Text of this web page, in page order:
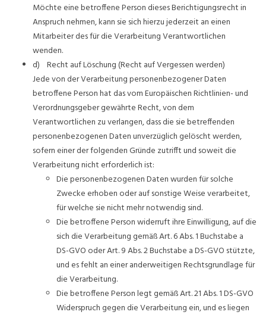
Möchte eine betroffene Person dieses Berichtigungsrecht in
Anspruch nehmen, kann sie sich hierzu jederzeit an einen
Mitarbeiter des für die Verarbeitung Verantwortlichen
wenden.
d) Recht auf Löschung (Recht auf Vergessen werden)
Jede von der Verarbeitung personenbezogener Daten
betroffene Person hat das vom Europäischen Richtlinien- und
Verordnungsgeber gewährte Recht, von dem
Verantwortlichen zu verlangen, dass die sie betreffenden
personenbezogenen Daten unverzüglich gelöscht werden,
sofern einer der folgenden Gründe zutrifft und soweit die
Verarbeitung nicht erforderlich ist:
Die personenbezogenen Daten wurden für solche
Zwecke erhoben oder auf sonstige Weise verarbeitet,
für welche sie nicht mehr notwendig sind.
Die betroffene Person widerruft ihre Einwilligung, auf die
sich die Verarbeitung gemäß Art. 6 Abs. 1 Buchstabe a
DS-GVO oder Art. 9 Abs. 2 Buchstabe a DS-GVO stützte,
und es fehlt an einer anderweitigen Rechtsgrundlage für
die Verarbeitung.
Die betroffene Person legt gemäß Art. 21 Abs. 1 DS-GVO
Widerspruch gegen die Verarbeitung ein, und es liegen